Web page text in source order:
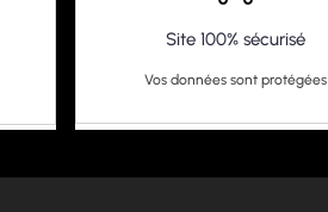
Site 100% sécurisé
Vos données sont protégées